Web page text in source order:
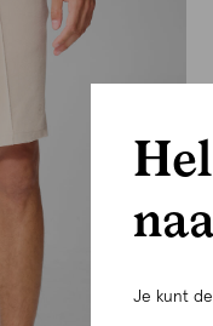
Je kunt